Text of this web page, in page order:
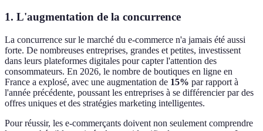
1. L'augmentation de la concurrence
La concurrence sur le marché du e-commerce n'a jamais été aussi
forte. De nombreuses entreprises, grandes et petites, investissent
dans leurs plateformes digitales pour capter l'attention des
consommateurs. En 2026, le nombre de boutiques en ligne en
France a explosé, avec une augmentation de 15% par rapport à
l'année précédente, poussant les entreprises à se différencier par des
offres uniques et des stratégies marketing intelligentes.
Pour réussir, les e-commerçants doivent non seulement comprendre